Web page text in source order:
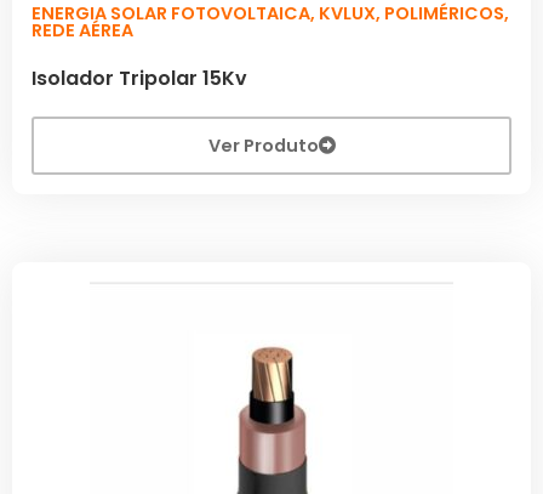
ENERGIA SOLAR FOTOVOLTAICA, KVLUX, POLIMÉRICOS,
REDE AÉREA
Isolador Tripolar 15Kv
Ver Produto